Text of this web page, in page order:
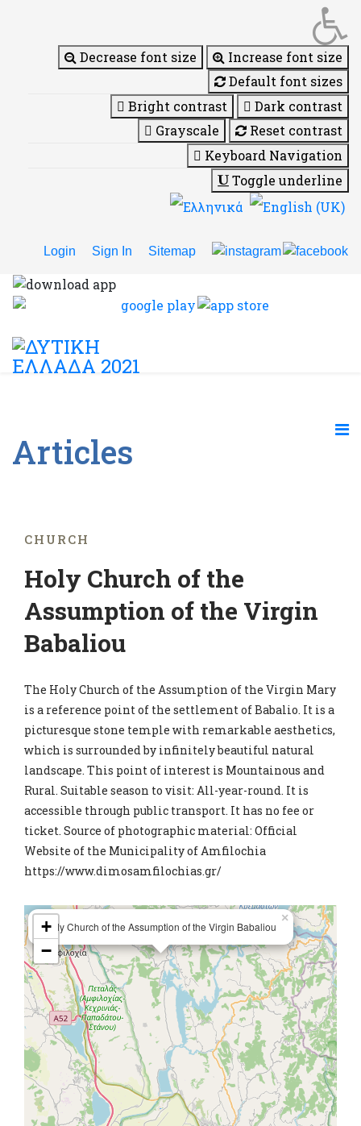
Decrease font size
Increase font size
Default font sizes
Bright contrast
Dark contrast
Grayscale
Reset contrast
Keyboard Navigation
Toggle underline
Login Sign In Sitemap
Articles
CHURCH
Holy Church of the
Assumption of the Virgin
Babaliou
The Holy Church of the Assumption of the Virgin Mary
is a reference point of the settlement of Babalio. It is a
picturesque stone temple with remarkable aesthetics,
which is surrounded by infinitely beautiful natural
landscape. This point of interest is Mountainous and
Rural. Suitable season to visit: All-year-round. It is
accessible through public transport. It has no fee or
ticket. Source of photographic material: Official
Website of the Municipality of Amfilochia
https://www.dimosamfilochias.gr/
Holy Church of the Assumption of the Virgin Babaliou
×
+
−